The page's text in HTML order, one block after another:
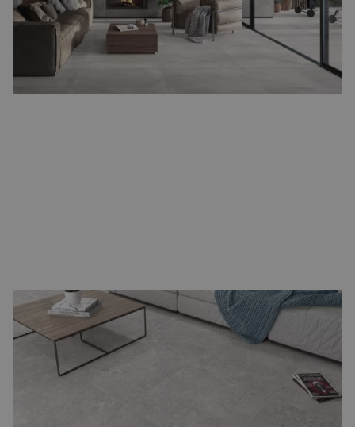
goed in open woonruimtes, maar ook in een keuken waar een
robuuste uitstraling gewenst is. Combineer ze met hout voor
warmte of met staal en glas voor een industriële look.
Groot formaat vloertegels
Wie kiest voor rust en ruimtelijkheid, kiest voorgroot formaat
vloertegels
. Afmetingen zoals 80x80 cm of 120x120 cm zorgen
voor minder voegen en een rustige uitstraling. Perfect voor